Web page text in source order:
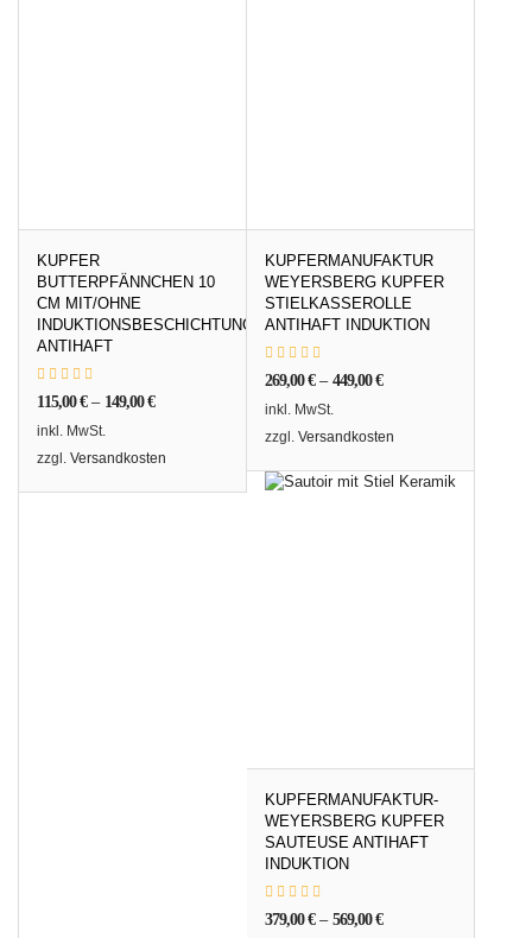
KUPFER
BUTTERPFÄNNCHEN 10
CM MIT/OHNE
INDUKTIONSBESCHICHTUNG
ANTIHAFT
115,00€– 149,00€
inkl. MwSt.
zzgl. Versandkosten
KUPFERMANUFAKTUR
WEYERSBERG KUPFER
STIELKASSEROLLE
ANTIHAFT INDUKTION
269,00€– 449,00€
inkl. MwSt.
zzgl. Versandkosten
KUPFERMANUFAKTUR-
WEYERSBERG KUPFER
SAUTEUSE ANTIHAFT
INDUKTION
379,00€– 569,00€